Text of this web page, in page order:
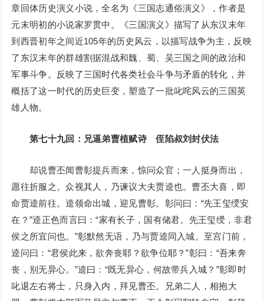
章回体历史演义小说，全名为《三国志通俗演义》，作者是
元末明初的小说家罗贯中。《三国演义》描写了从东汉末年
到西晋初年之间近105年的历史风云，以描写战争为主，反映
了东汉末年的群雄割据混战和魏、蜀、吴三国之间的政治和
军事斗争。反映了三国时代各类社会斗争与矛盾的转化，并
概括了这一时代的历史巨变，塑造了一批叱咤风云的三国英
雄人物。
第七十九回：兄逼弟曹植赋诗 侄陷叔刘封伏法
却说曹丕闻曹彰提兵而来，惊问众官；一人挺身而出，
愿往折服之。众视其人，乃谏议大夫贾逵也。曹丕大喜，即
命贾逵前往。逵领命出城，迎见曹彰。彰问曰：“先王玺绶安
在？”逵正色而言曰：“家有长子，国有储君。先王玺绶，非君
侯之所宜问也。”彰默然无语，乃与贾逵同入城。至宫门前，
逵问曰：“君侯此来，欲奔丧耶？欲争位耶？”彰曰：“吾来奔
丧，别无异心。”逵曰：“既无异心，何故带兵入城？”彰即时
叱退左右将士，只身入内，拜见曹丕。兄弟二人，相抱大